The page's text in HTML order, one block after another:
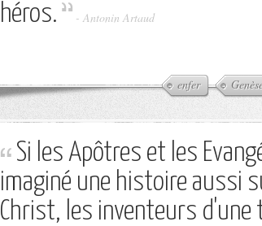
héros.
- Antonin Artaud
enfer
Si les Apôtres et les
imaginé une histoire aussi
Christ, les inventeurs